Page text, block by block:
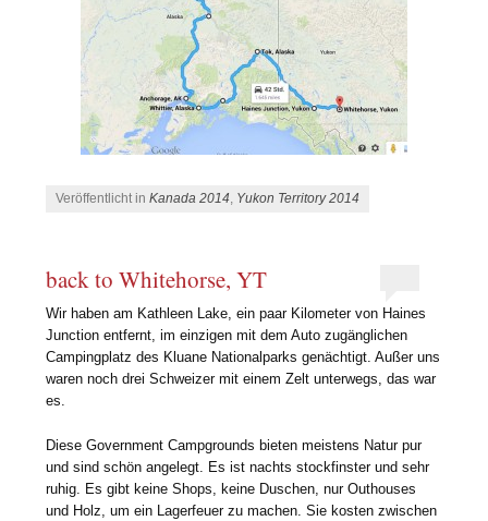
Veröffentlicht inKanada 2014, Yukon Territory 2014
back to Whitehorse, YT
Wir haben am Kathleen Lake, ein paar Kilometer von Haines
Junction entfernt, im einzigen mit dem Auto zugänglichen
Campingplatz des Kluane Nationalparks genächtigt. Außer uns
waren noch drei Schweizer mit einem Zelt unterwegs, das war
es.
Diese Government Campgrounds bieten meistens Natur pur
und sind schön angelegt. Es ist nachts stockfinster und sehr
ruhig. Es gibt keine Shops, keine Duschen, nur Outhouses
und Holz, um ein Lagerfeuer zu machen. Sie kosten zwischen